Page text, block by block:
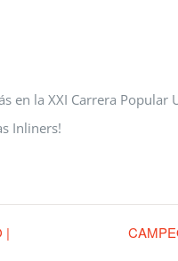
en la XXI Carrera Popular
Inliners!
|